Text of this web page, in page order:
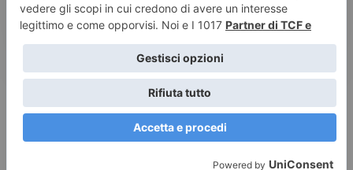
di ansia per la folla...
Leggi tutto
© 2026 Le Fiamme di Pompei – Recensioni di libri e articoli
Privacy e Cookies